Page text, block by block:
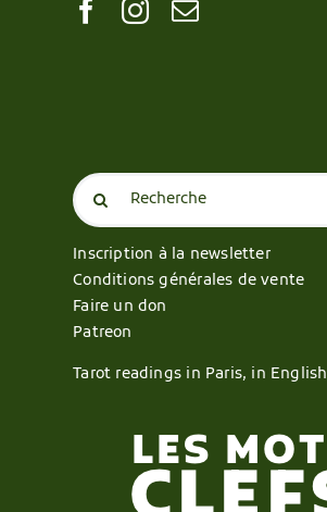
Search
for:
Inscription à la newsletter
Conditions générales de vente
Faire un don
Patreon
Tarot readings in Paris, in English